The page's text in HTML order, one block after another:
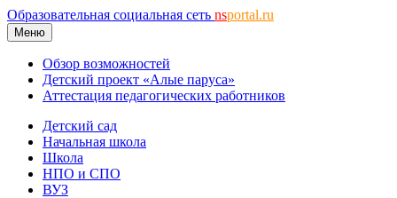
Образовательная социальная сеть nsportal.ru
Меню
Обзор возможностей
Детский проект «Алые паруса»
Аттестация педагогических работников
Детский сад
Начальная школа
Школа
НПО и СПО
ВУЗ